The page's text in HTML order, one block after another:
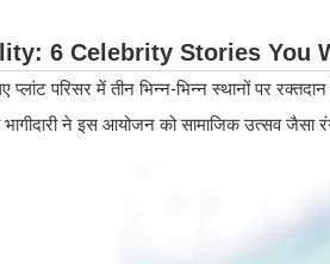
परिसर में तीन भिन्न-भिन्न स्थानों पर
ने इस आयोजन को सामाजिक उत्सव जैसा